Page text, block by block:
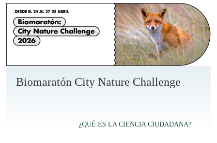
Biomaratón City Nature Challenge
¿QUÉ ES LA CIENCIA CIUDADANA?